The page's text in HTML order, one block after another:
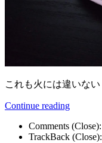
これも火には違いない
Continue reading
Comments (Close):
TrackBack (Close):